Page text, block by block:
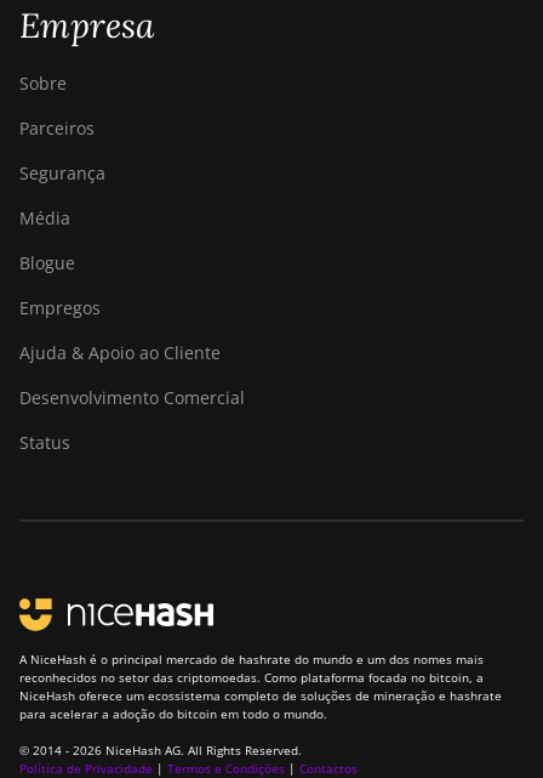
Empresa
Sobre
Parceiros
Segurança
Média
Blogue
Empregos
Ajuda & Apoio ao Cliente
Desenvolvimento Comercial
Status
A NiceHash é o principal mercado de hashrate do mundo e um dos nomes mais
reconhecidos no setor das criptomoedas. Como plataforma focada no bitcoin, a
NiceHash oferece um ecossistema completo de soluções de mineração e hashrate
para acelerar a adoção do bitcoin em todo o mundo.
© 2014 - 2026 NiceHash AG. All Rights Reserved.
Política de Privacidade | Termos e Condições | Contactos